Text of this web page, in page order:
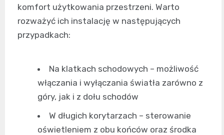
komfort użytkowania przestrzeni. Warto
rozważyć ich instalację w następujących
przypadkach:
Na klatkach schodowych – możliwość
włączania i wyłączania światła zarówno z
góry, jak i z dołu schodów
W długich korytarzach – sterowanie
oświetleniem z obu końców oraz środka